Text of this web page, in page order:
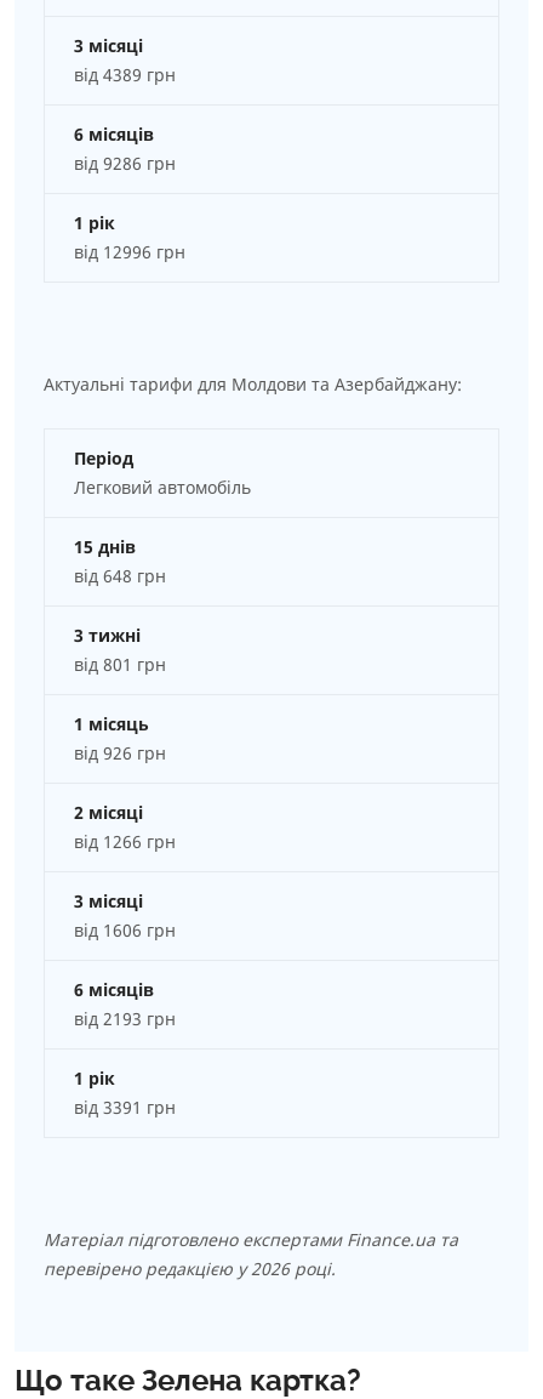
3 місяці
від 4389 грн
6 місяців
від 9286 грн
1 рік
від 12996 грн
Актуальні тарифи для Молдови та Азербайджану:
Період
Легковий автомобіль
15 днів
від 648 грн
3 тижні
від 801 грн
1 місяць
від 926 грн
2 місяці
від 1266 грн
3 місяці
від 1606 грн
6 місяців
від 2193 грн
1 рік
від 3391 грн
Матеріал підготовлено експертами Finance.ua та
перевірено редакцією у 2026 році.
Що таке Зелена картка?